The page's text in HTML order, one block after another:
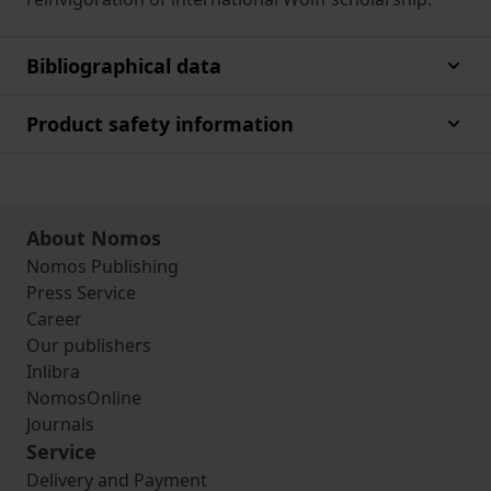
Bibliographical data
Product safety information
About Nomos
Nomos Publishing
Press Service
Career
Our publishers
Inlibra
NomosOnline
Journals
Service
Delivery and Payment